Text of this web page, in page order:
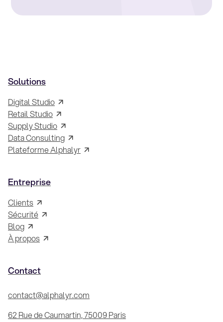
Solutions
Digital Studio
Retail Studio
Supply Studio
Data Consulting
Plateforme Alphalyr
Entreprise
Clients
Sécurité
Blog
À propos
Contact
contact@alphalyr.com
62 Rue de Caumartin, 75009 Paris